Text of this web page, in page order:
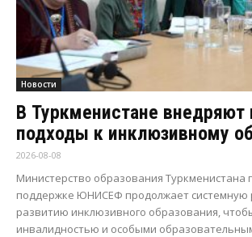
Новости
В Туркменистане внедряют
подходы к инклюзивному
2026-08-08
Министерство образования Туркменистана
поддержке ЮНИСЕФ продолжает системную
развитию инклюзивного образования,
инвалидностью и особыми